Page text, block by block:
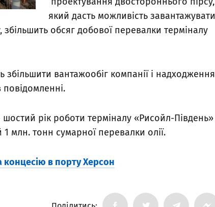
який дасть можливість завантажувати
обсяг добової перевалки терміналу
збільшити вантажообіг компанії і надходження
повідомленні.
рік роботи терміналу «Рисойл-Південь»
млн. тонн сумарної перевалки олії.
концесію в порту Херсон